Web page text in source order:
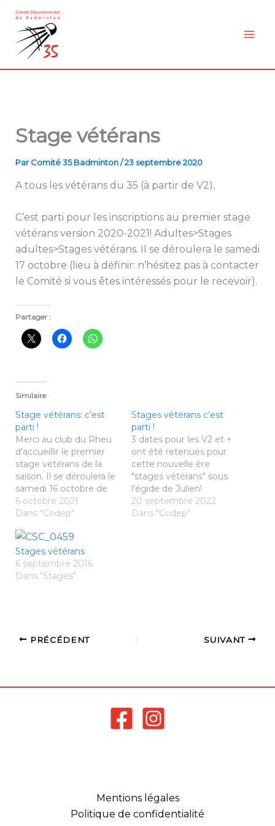
contenu
Stage vétérans
Par Comité 35 Badminton/23 septembre 2020
A tous les vétérans du 35 (à partir de V2),
C’est parti pour les inscriptions au premier stage
vétérans version 2020-2021! Adultes>Stages
adultes>Stages vétérans. Il se déroulera le samedi
17 octobre (lieu à définir: n’hésitez pas à contacter
le Comité si vous êtes intéressés pour le recevoir).
Partager :
Similaire
Stage vétérans: c’est
parti !
Merci au club du Rheu
d'accueillir le premier
stage vétérans de la
saison. Il se déroulera le
samedi 16 octobre de
9h30 à 16h30 Affiche
stage vétérans n°1 Le
CODEP 35
BadmintonTélécharger
Plus de détails ICI
6 octobre 2021
Dans "Codep"
Stages vétérans c’est
parti !
3 dates pour les V2 et +
ont été retenues pour
cette nouvelle ère
"stages vétérans" sous
l'égide de Julien!
Retrouvez toutes les
infos ICI
20 septembre 2022
Dans "Codep"
Stages vétérans
6 septembre 2016
Dans "Stages"
PRÉCÉDENT SUIVANT
Mentions légales
Politique de confidentialité